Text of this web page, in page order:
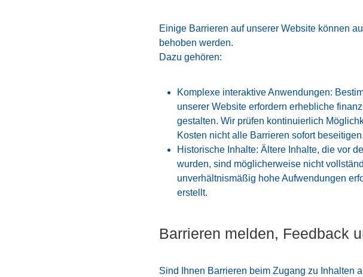
Einige Barrieren auf unserer Website können
behoben werden.
Dazu gehören:
Komplexe interaktive Anwendungen:
unserer Website erfordern erhebliche
gestalten. Wir prüfen kontinuierlich
Kosten nicht alle Barrieren sofort beseitigen.
Historische Inhalte: Ältere Inhalte, die vor
wurden, sind möglicherweise nicht
unverhältnismäßig hohe Aufwendungen
erstellt.
Barrieren melden, Feedback
Sind Ihnen Barrieren beim Zugang zu Inhalten